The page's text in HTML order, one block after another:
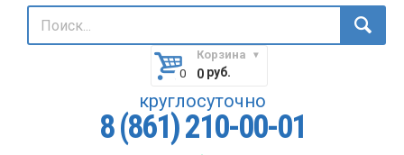
Корзина
0руб.
круглосуточно
8 (861) 210-00-01